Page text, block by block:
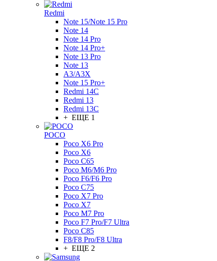
Redmi
Note 15/Note 15 Pro
Note 14
Note 14 Pro
Note 14 Pro+
Note 13 Pro
Note 13
A3/A3X
Note 15 Pro+
Redmi 14C
Redmi 13
Redmi 13C
+ ЕЩЕ 1
POCO
Poco X6 Pro
Poco X6
Poco C65
Poco M6/M6 Pro
Poco F6/F6 Pro
Poco C75
Poco X7 Pro
Poco X7
Poco M7 Pro
Poco F7 Pro/F7 Ultra
Poco C85
F8/F8 Pro/F8 Ultra
+ ЕЩЕ 2